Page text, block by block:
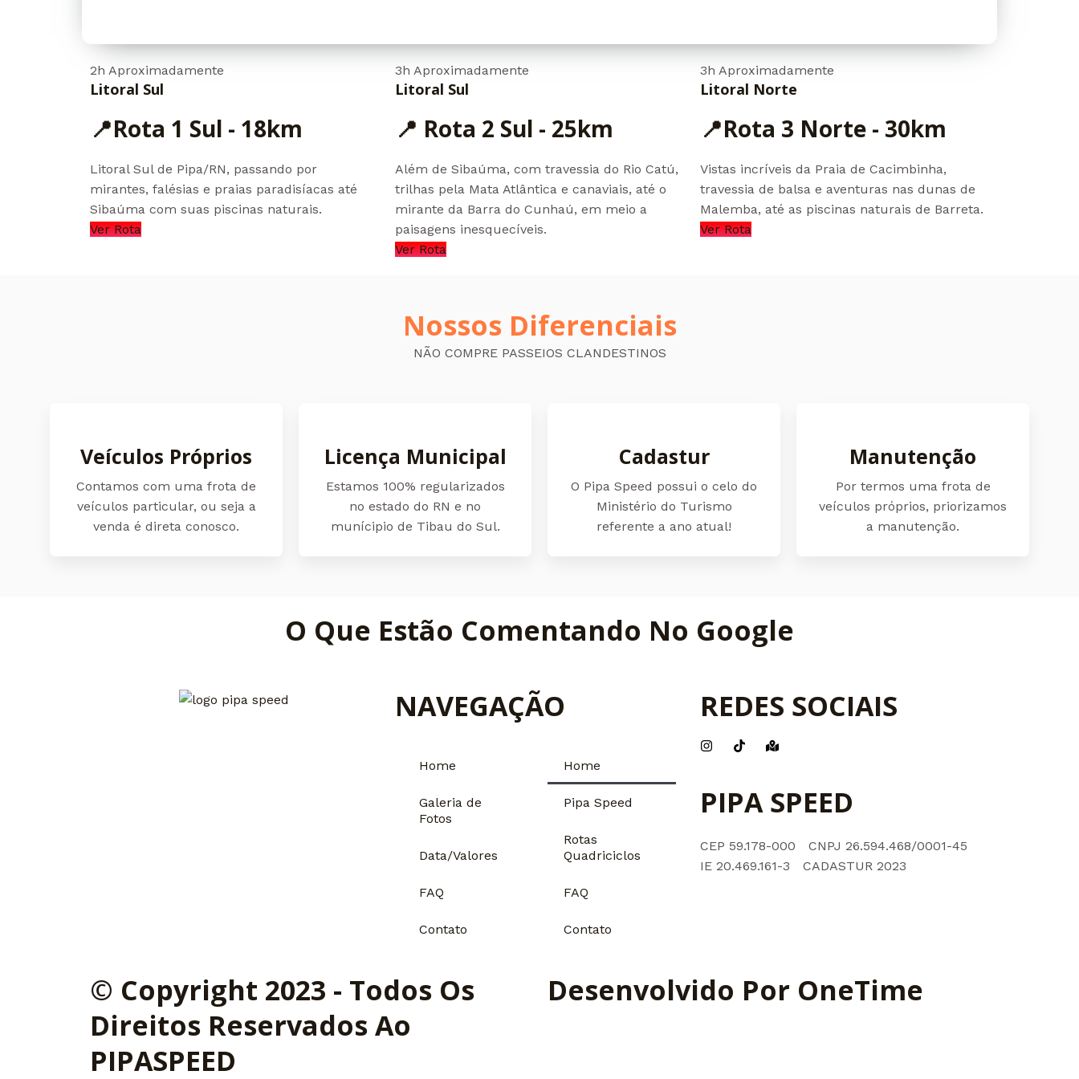
2h Aproximadamente
Litoral Sul
📍Rota 1 Sul - 18km
Litoral Sul de Pipa/RN, passando por
mirantes, falésias e praias paradisíacas até
Sibaúma com suas piscinas naturais.
Ver Rota
3h Aproximadamente
Litoral Sul
📍 Rota 2 Sul - 25km
Além de Sibaúma, com travessia do Rio Catú,
trilhas pela Mata Atlântica e canaviais, até o
mirante da Barra do Cunhaú, em meio a
paisagens inesquecíveis.
Ver Rota
3h Aproximadamente
Litoral Norte
📍Rota 3 Norte - 30km
Vistas incríveis da Praia de Cacimbinha,
travessia de balsa e aventuras nas dunas de
Malemba, até as piscinas naturais de Barreta.
Ver Rota
Nossos Diferenciais
NÃO COMPRE PASSEIOS CLANDESTINOS
Veículos Próprios
Contamos com uma frota de
veículos particular, ou seja a
venda é direta conosco.
Licença Municipal
Estamos 100% regularizados
no estado do RN e no
munícipio de Tibau do Sul.
Cadastur
O Pipa Speed possui o celo do
Ministério do Turismo
referente a ano atual!
Manutenção
Por termos uma frota de
veículos próprios, priorizamos
a manutenção.
O Que Estão Comentando No Google
NAVEGAÇÃO
Home
Galeria de
Fotos
Data/Valores
FAQ
Contato
Home
Pipa Speed
Rotas
Quadriciclos
FAQ
Contato
REDES SOCIAIS
PIPA SPEED
CEP 59.178-000
CNPJ 26.594.468/0001-45
IE 20.469.161-3
CADASTUR 2023
© Copyright 2023 - Todos Os
Direitos Reservados Ao
PIPASPEED
Desenvolvido Por OneTime